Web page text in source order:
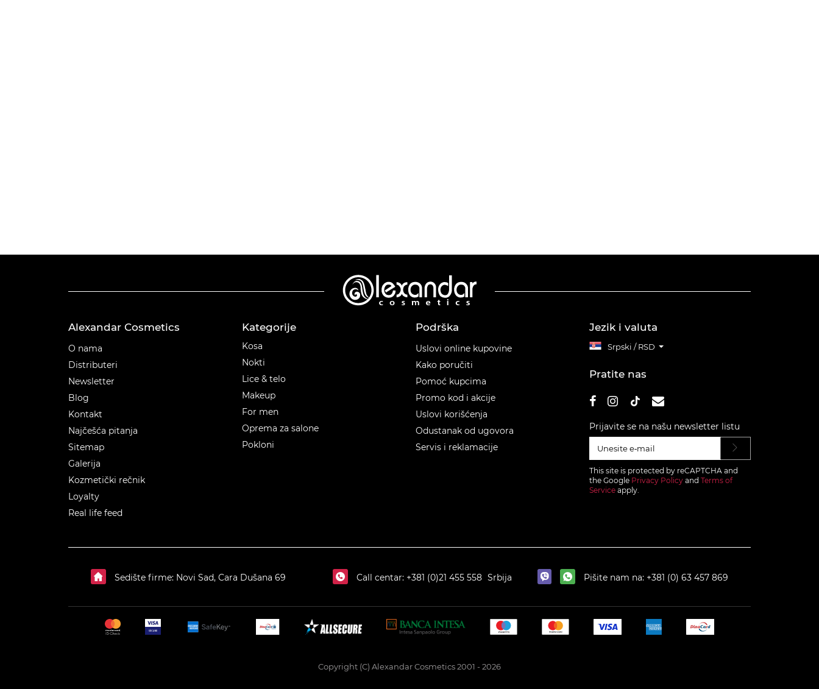
Alexandar Cosmetics
O nama
Distributeri
Newsletter
Blog
Kontakt
Najčešća pitanja
Sitemap
Galerija
Kozmetički rečnik
Loyalty
Real life feed
Kategorije
Kosa
Nokti
Lice & telo
Makeup
For men
Oprema za salone
Pokloni
Podrška
Uslovi online kupovine
Kako poručiti
Pomoć kupcima
Promo kod i akcije
Uslovi korišćenja
Odustanak od ugovora
Servis i reklamacije
Jezik i valuta
Srpski / RSD
Pratite nas
Prijavite se na našu newsletter listu
This site is protected by reCAPTCHA and
the Google Privacy Policy and Terms of
Service apply.
Sedište firme: Novi Sad, Cara Dušana 69 Call centar: +381 (0)21 455 558 Srbija Pišite nam na: +381 (0) 63 457 869
Copyright (C) Alexandar Cosmetics 2001 - 2026